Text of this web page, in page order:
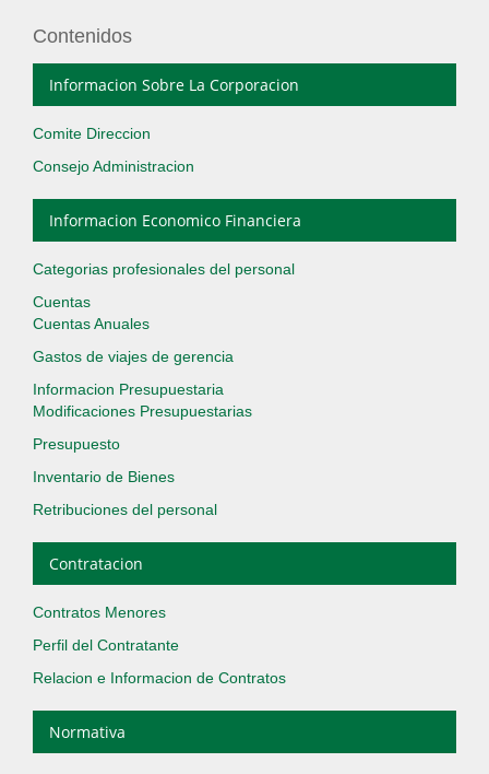
Contenidos
Informacion Sobre La Corporacion
Comite Direccion
Consejo Administracion
Informacion Economico Financiera
Categorias profesionales del personal
Cuentas
Cuentas Anuales
Gastos de viajes de gerencia
Informacion Presupuestaria
Modificaciones Presupuestarias
Presupuesto
Inventario de Bienes
Retribuciones del personal
Contratacion
Contratos Menores
Perfil del Contratante
Relacion e Informacion de Contratos
Normativa